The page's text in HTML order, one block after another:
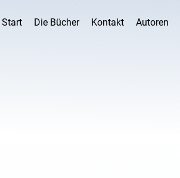
Start Die Bücher Kontakt Autoren